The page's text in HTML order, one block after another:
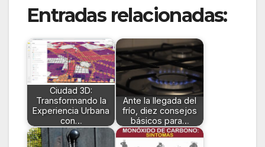
Entradas relacionadas:
Ciudad 3D:
Transformando la
Experiencia Urbana
con…
Ante la llegada del
frío, diez consejos
básicos para…